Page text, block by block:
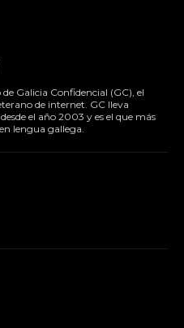
Galicia Confidencial (GC), el
de internet. GC lleva
el año 2003 y es el que más
lengua gallega.